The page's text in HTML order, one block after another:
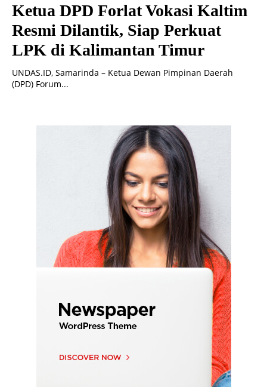
Ketua DPD Forlat Vokasi Kaltim
Resmi Dilantik, Siap Perkuat
LPK di Kalimantan Timur
UNDAS.ID, Samarinda – Ketua Dewan Pimpinan Daerah
(DPD) Forum...